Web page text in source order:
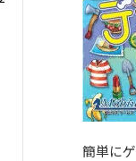
簡単に